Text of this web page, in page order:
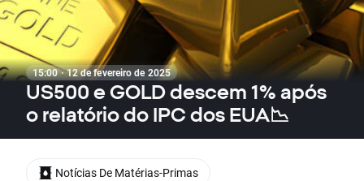
15:00 · 12 de fevereiro de 2025
US500 e GOLD descem 1% após
o relatório do IPC dos EUA📉
Notícias De Matérias-Primas